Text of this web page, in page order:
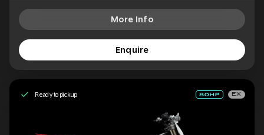
More Info
Enquire
Ready to pickup EX